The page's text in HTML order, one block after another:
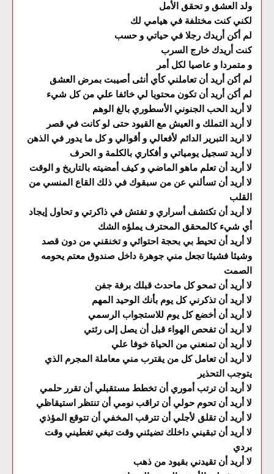
ولد العشق و تحقق الأمل
لكني كنت مختلفة في هيامي لك
لم أكن أريدك رجلا في حياتي و حسب
كنت أريدك خارج السرب
و متمردا و عاصيا لكل أمر
لم أكن أريد أن تعاملني كأي أنثى أصيبت بمرض العشق
لم أكن أريد أن تكون محتويا لي خائفا علي من كل شيء
لا أريد الحب الجنوني الأسطوري بالغ الوهم
لا أريد التملك و العيش مع القيود حتى لو كانت في قصر
لا اريد التبرير الدائم لأفعالي و أقوالي و كل ما يدور في الذهن
لا أريد تسجيل يومياتي و أفكاري بالكلمة و الحرف
لا أريد أن تعلم ماهو الماضي و كيف أمضيته بالتاريخ و الوقت
لا أريد أن تسألني عن من سبقوك في ذلك القاع المنسي من
القلب
لا أريد أن تكتشف أسراري و تفتش في ذاكرتي و تحاول إيجاد
أي شيء كالمحقق المحترف يملؤه الشك
لا أريد أن تحيط بي بحجة احتوائي و تخنقني من دون قصد
وشيئا فشيئا تجعل مني جوهرة داخل صندوق معتم يحومه
الصمت
لا أريد أن تمحو كل ماحدث قبلك برفة جفن
لا أريد أن تذكرني كل يوم بأنك الوحيد المهم
لا أريد أن أخضع كل يوم للاستجواب الرسمي
لا أريد أن تفحص الهواء قبل أن يصل إلى رئتي
لا أريد أن تمنعني من الحياة خوفا علي
لا أريد أن تعامل كل من يقترب مني معاملة المجرم الذي
يتوجب التحذير
لا أريد أن ترتب أموري أن تخطط مستقبلي أن تقرر حلمي
لا أريد أن تحوم حولي أن تراقب نومي أن تنتظر استيقاظي
لا أريد أن تقلق لأجلي أن تترقب المخفي أن تتوقع المؤذي
لا أريد أن تبقيني داخلك تضيئني وقت تبغي تغطيني وقت
بردي
لا أريد أن تقيدني بقيود من ذهب